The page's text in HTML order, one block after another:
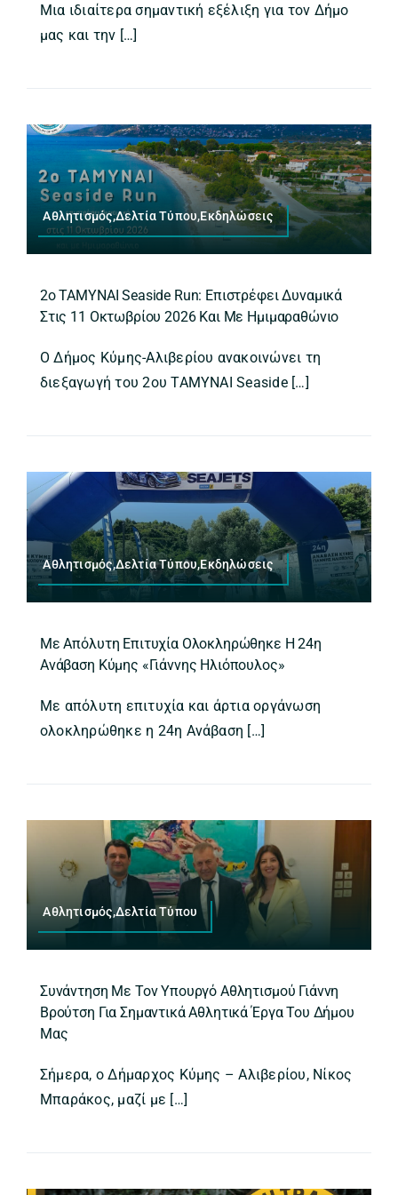
Μια ιδιαίτερα σημαντική εξέλιξη για τον Δήμο
μας και την […]
Αθλητισμός,Δελτία Τύπου,Εκδηλώσεις
2ο ΤΑΜΥΝΑΙ Seaside Run: Επιστρέφει Δυναμικά
Στις 11 Οκτωβρίου 2026 Και Με Ημιμαραθώνιο
Ο Δήμος Κύμης-Αλιβερίου ανακοινώνει τη
διεξαγωγή του 2ου ΤΑΜΥΝΑΙ Seaside […]
Αθλητισμός,Δελτία Τύπου,Εκδηλώσεις
Με Απόλυτη Επιτυχία Ολοκληρώθηκε Η 24η
Ανάβαση Κύμης «Γιάννης Ηλιόπουλος»
Με απόλυτη επιτυχία και άρτια οργάνωση
ολοκληρώθηκε η 24η Ανάβαση […]
Αθλητισμός,Δελτία Τύπου
Συνάντηση Με Τον Υπουργό Αθλητισμού Γιάννη
Βρούτση Για Σημαντικά Αθλητικά Έργα Του Δήμου
Μας
Σήμερα, ο Δήμαρχος Κύμης – Αλιβερίου, Νίκος
Μπαράκος, μαζί με […]